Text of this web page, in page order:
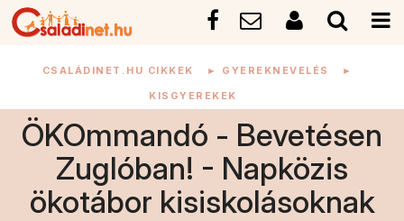
CSALÁDINET.HU CIKKEK ► GYEREKNEVELÉS ►
KISGYEREKEK
ÖKOmmandó - Bevetésen
Zuglóban! - Napközis
ökotábor kisiskolásoknak